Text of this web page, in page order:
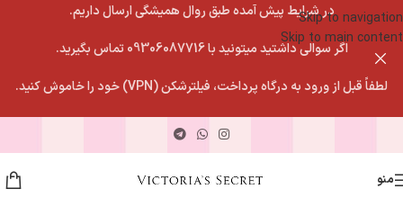
Skip to navigation
Skip to main content
در شرایط پیش آمده طبق روال همیشگی ارسال داریم.
اگر سوالی داشتید میتونید با 09306087716 تماس بگیرید.
لطفاً قبل از ورود به درگاه پرداخت، فیلترشکن (VPN) خود را خاموش کنید.
منو